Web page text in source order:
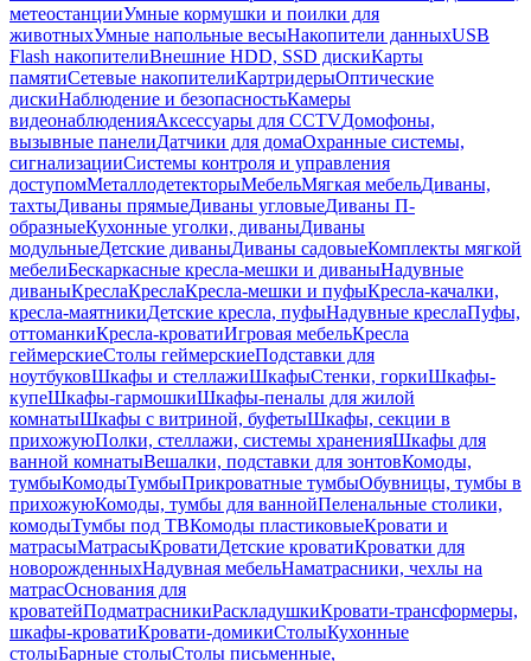
метеостанцииУмные кормушки и поилки для
животныхУмные напольные весыНакопители данныхUSB
Flash накопителиВнешние HDD, SSD дискиКарты
памятиСетевые накопителиКартридерыОптические
дискиНаблюдение и безопасностьКамеры
видеонаблюденияАксессуары для CCTVДомофоны,
вызывные панелиДатчики для домаОхранные системы,
сигнализацииСистемы контроля и управления
доступомМеталлодетекторыМебельМягкая мебельДиваны,
тахтыДиваны прямыеДиваны угловыеДиваны П-
образныеКухонные уголки, диваныДиваны
модульныеДетские диваныДиваны садовыеКомплекты мягкой
мебелиБескаркасные кресла-мешки и диваныНадувные
диваныКреслаКреслаКресла-мешки и пуфыКресла-качалки,
кресла-маятникиДетские кресла, пуфыНадувные креслаПуфы,
оттоманкиКресла-кроватиИгровая мебельКресла
геймерскиеСтолы геймерскиеПодставки для
ноутбуковШкафы и стеллажиШкафыСтенки, горкиШкафы-
купеШкафы-гармошкиШкафы-пеналы для жилой
комнатыШкафы с витриной, буфетыШкафы, секции в
прихожуюПолки, стеллажи, системы храненияШкафы для
ванной комнатыВешалки, подставки для зонтовКомоды,
тумбыКомодыТумбыПрикроватные тумбыОбувницы, тумбы в
прихожуюКомоды, тумбы для ваннойПеленальные столики,
комодыТумбы под ТВКомоды пластиковыеКровати и
матрасыМатрасыКроватиДетские кроватиКроватки для
новорожденныхНадувная мебельНаматрасники, чехлы на
матрасОснования для
кроватейПодматрасникиРаскладушкиКровати-трансформеры,
шкафы-кроватиКровати-домикиСтолыКухонные
столыБарные столыСтолы письменные,